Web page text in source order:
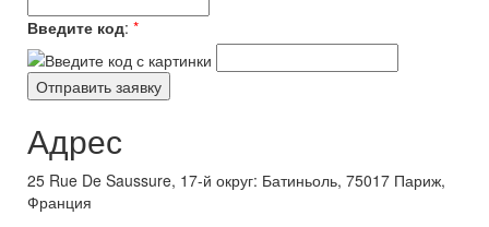
Введите код: *
Адрес
25 Rue De Saussure, 17-й округ: Батиньоль, 75017 Париж,
Франция